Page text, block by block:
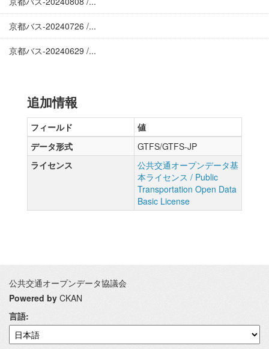
京都バス-20240726 /...
京都バス-20240629 /...
追加情報
フィールド
値
データ形式
GTFS/GTFS-JP
ライセンス
公共交通オープンデータ基
本ライセンス / Public
Transportation Open Data
Basic License
公共交通オープンデータ協議会
Powered by CKAN
言語